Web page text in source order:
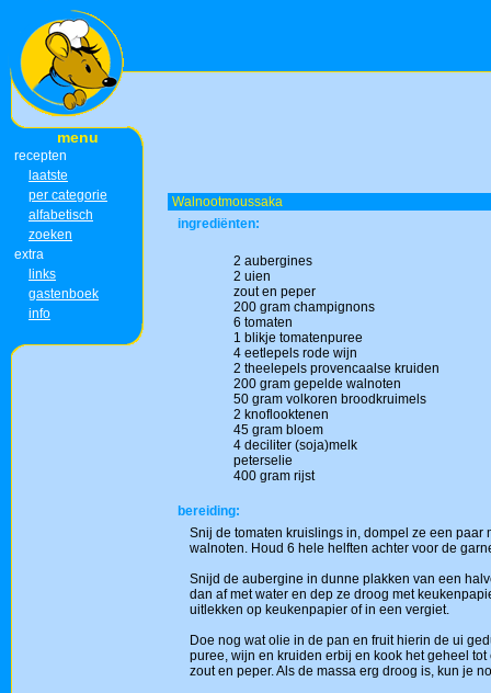
menu
recepten
laatste
per categorie
alfabetisch
zoeken
extra
links
gastenboek
info
Walnootmoussaka
ingrediënten:
2 aubergines
2 uien
zout en peper
200 gram champignons
6 tomaten
1 blikje tomatenpuree
4 eetlepels rode wijn
2 theelepels provencaalse kruiden
200 gram gepelde walnoten
50 gram volkoren broodkruimels
2 knoflooktenen
45 gram bloem
4 deciliter (soja)melk
peterselie
400 gram rijst
bereiding:
Snij de tomaten kruislings in, dompel ze een
walnoten. Houd 6 hele helften achter voor de
Snijd de aubergine in dunne plakken van een
dan af met water en dep ze droog met
uitlekken op keukenpapier of in een vergiet.
Doe nog wat olie in de pan en fruit hierin de ui
puree, wijn en kruiden erbij en kook het geheel
zout en peper. Als de massa erg droog is, kun je